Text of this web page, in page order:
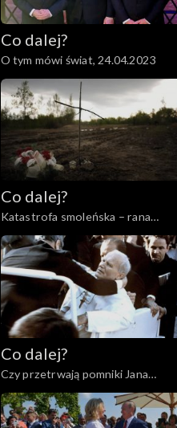
Co dalej?
O tym mówi świat, 24.04.2023
Co dalej?
Katastrofa smoleńska – rana
otwarta czy zabliźniona?,
11.04.2023
Co dalej?
Czy przetrwają pomniki Jana
Pawła II?, 28.03.2023